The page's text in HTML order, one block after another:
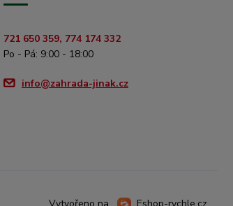
721 650 359, 774 174 332
Po - Pá: 9:00 - 18:00
info@zahrada-jinak.cz